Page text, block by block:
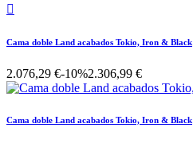

Cama doble Land acabados Tokio, Iron & Black
2.076,29 €-10%2.306,99 €
Cama doble Land acabados Tokio, Iron & Black